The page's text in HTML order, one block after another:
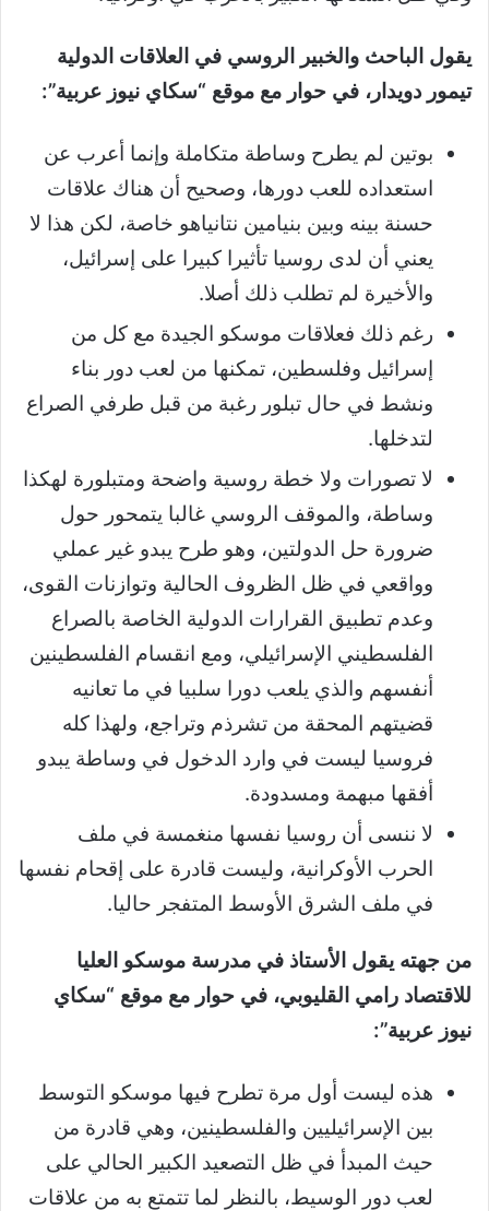
يقول الباحث والخبير الروسي في العلاقات الدولية
تيمور دويدار، في حوار مع موقع “سكاي نيوز عربية”:
بوتين لم يطرح وساطة متكاملة وإنما أعرب عن
استعداده للعب دورها، وصحيح أن هناك علاقات
حسنة بينه وبين بنيامين نتانياهو خاصة، لكن هذا لا
يعني أن لدى روسيا تأثيرا كبيرا على إسرائيل،
والأخيرة لم تطلب ذلك أصلا.
رغم ذلك فعلاقات موسكو الجيدة مع كل من
إسرائيل وفلسطين، تمكنها من لعب دور بناء
ونشط في حال تبلور رغبة من قبل طرفي الصراع
لتدخلها.
لا تصورات ولا خطة روسية واضحة ومتبلورة لهكذا
وساطة، والموقف الروسي غالبا يتمحور حول
ضرورة حل الدولتين، وهو طرح يبدو غير عملي
وواقعي في ظل الظروف الحالية وتوازنات القوى،
وعدم تطبيق القرارات الدولية الخاصة بالصراع
الفلسطيني الإسرائيلي، ومع انقسام الفلسطينين
أنفسهم والذي يلعب دورا سلبيا في ما تعانيه
قضيتهم المحقة من تشرذم وتراجع، ولهذا كله
فروسيا ليست في وارد الدخول في وساطة يبدو
أفقها مبهمة ومسدودة.
لا ننسى أن روسيا نفسها منغمسة في ملف
الحرب الأوكرانية، وليست قادرة على إقحام نفسها
في ملف الشرق الأوسط المتفجر حاليا.
من جهته يقول الأستاذ في مدرسة موسكو العليا
للاقتصاد رامي القليوبي، في حوار مع موقع “سكاي
نيوز عربية”:
هذه ليست أول مرة تطرح فيها موسكو التوسط
بين الإسرائيليين والفلسطينين، وهي قادرة من
حيث المبدأ في ظل التصعيد الكبير الحالي على
لعب دور الوسيط، بالنظر لما تتمتع به من علاقات